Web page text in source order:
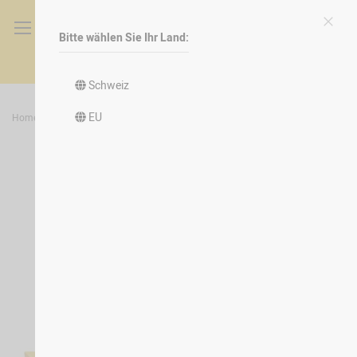
Home Mikrofaser Pad
Bitte wählen Sie Ihr Land:
Schweiz
EU